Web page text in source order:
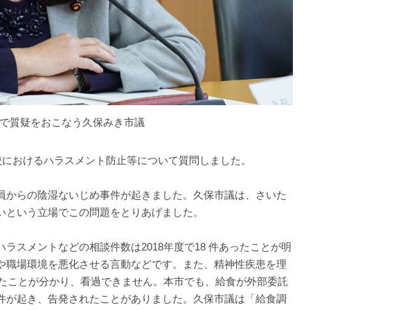
質疑をおこなう久保みき市議
おけるハラスメント防止等について質問しました。
らの陰湿ないじめ事件が起きました。久保市議は、さいた
いう立場でこの問題をとりあげました。
スメントなどの相談件数は2018年度で18 件あったことが明
場環境を悪化させる言動などです。また、精神性疾患を理
ことが分かり、看過できません。本市でも、給食が外部委託
起き、告発されたことがありました。久保市議は「給食調